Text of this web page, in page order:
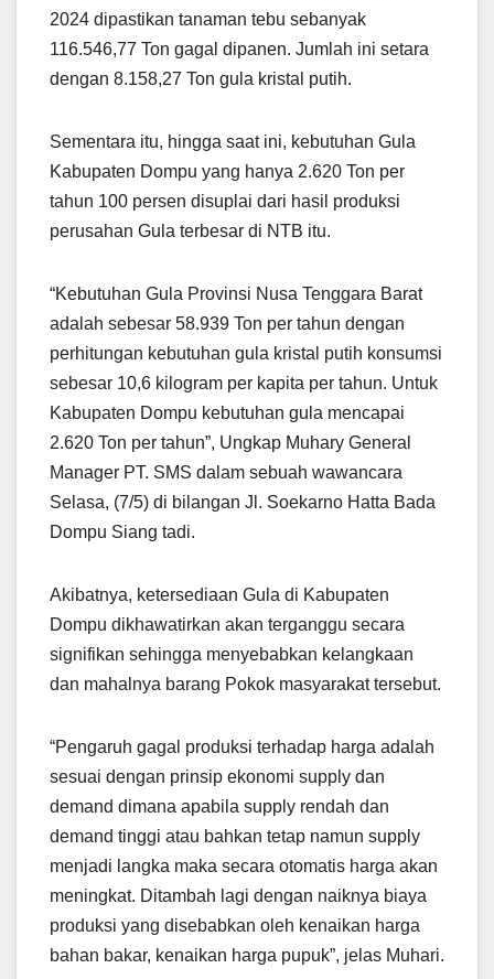
2024 dipastikan tanaman tebu sebanyak
116.546,77 Ton gagal dipanen. Jumlah ini setara
dengan 8.158,27 Ton gula kristal putih.
Sementara itu, hingga saat ini, kebutuhan Gula
Kabupaten Dompu yang hanya 2.620 Ton per
tahun 100 persen disuplai dari hasil produksi
perusahan Gula terbesar di NTB itu.
“Kebutuhan Gula Provinsi Nusa Tenggara Barat
adalah sebesar 58.939 Ton per tahun dengan
perhitungan kebutuhan gula kristal putih konsumsi
sebesar 10,6 kilogram per kapita per tahun. Untuk
Kabupaten Dompu kebutuhan gula mencapai
2.620 Ton per tahun”, Ungkap Muhary General
Manager PT. SMS dalam sebuah wawancara
Selasa, (7/5) di bilangan Jl. Soekarno Hatta Bada
Dompu Siang tadi.
Akibatnya, ketersediaan Gula di Kabupaten
Dompu dikhawatirkan akan terganggu secara
signifikan sehingga menyebabkan kelangkaan
dan mahalnya barang Pokok masyarakat tersebut.
“Pengaruh gagal produksi terhadap harga adalah
sesuai dengan prinsip ekonomi supply dan
demand dimana apabila supply rendah dan
demand tinggi atau bahkan tetap namun supply
menjadi langka maka secara otomatis harga akan
meningkat. Ditambah lagi dengan naiknya biaya
produksi yang disebabkan oleh kenaikan harga
bahan bakar, kenaikan harga pupuk”, jelas Muhari.